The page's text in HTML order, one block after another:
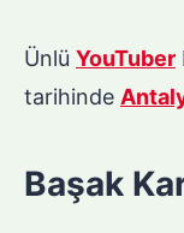
Ünlü YouTuber
tarihinde
Başak